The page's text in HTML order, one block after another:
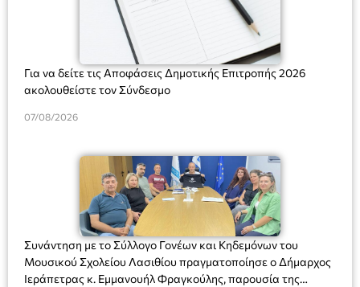
Για να δείτε τις Αποφάσεις Δημοτικής Επιτροπής 2026
ακολουθείστε τον Σύνδεσμο
07/08/2026
Συνάντηση με το Σύλλογο Γονέων και Κηδεμόνων του
Μουσικού Σχολείου Λασιθίου πραγματοποίησε ο Δήμαρχος
Ιεράπετρας κ. Εμμανουήλ Φραγκούλης, παρουσία της